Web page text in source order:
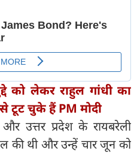
को लेकर राहुल गांधी का
टूट चुके हैं PM मोदी
उत्तर प्रदेश के रायबरेली
की थी और उन्हें चार जून को